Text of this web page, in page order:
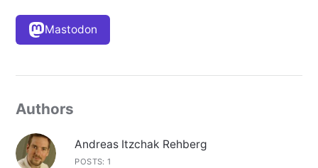
Mastodon
Authors
Andreas Itzchak Rehberg
POSTS: 1